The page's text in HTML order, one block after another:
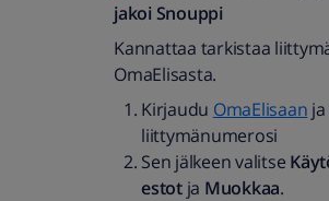
jakoi Snouppi
Kannattaa tarkistaa
OmaElisasta.
Kirjaudu OmaElisaan
liittymänumerosi
Sen jälkeen valitse
estotja Muokkaa.